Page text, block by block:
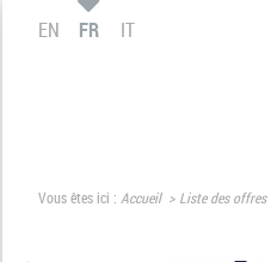
EN FR IT
Vous êtes ici : Accueil Liste des offres